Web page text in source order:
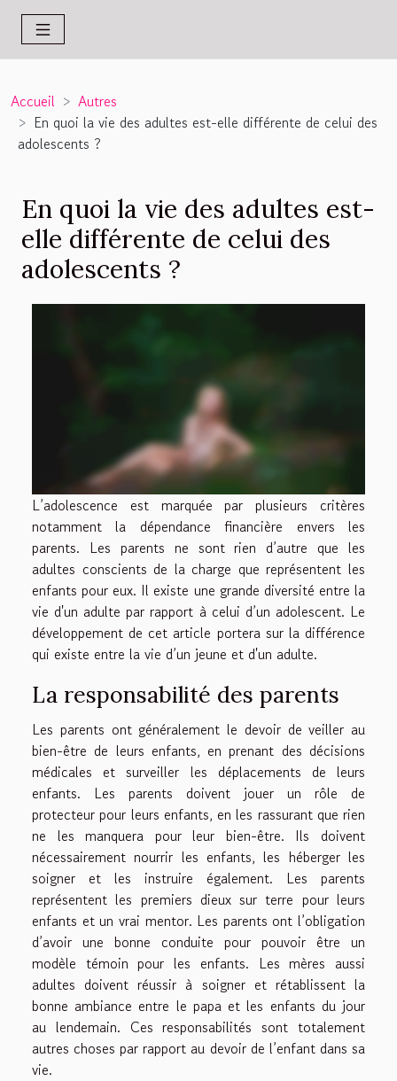
Accueil
Autres
En quoi la vie des adultes est-elle différente de celui des
adolescents ?
En quoi la vie des adultes est-
elle différente de celui des
adolescents ?
L’adolescence est marquée par plusieurs critères
notamment la dépendance financière envers les
parents. Les parents ne sont rien d’autre que les
adultes conscients de la charge que représentent les
enfants pour eux. Il existe une grande diversité entre la
vie d'un adulte par rapport à celui d’un adolescent. Le
développement de cet article portera sur la différence
qui existe entre la vie d’un jeune et d'un adulte.
La responsabilité des parents
Les parents ont généralement le devoir de veiller au
bien-être de leurs enfants, en prenant des décisions
médicales et surveiller les déplacements de leurs
enfants. Les parents doivent jouer un rôle de
protecteur pour leurs enfants, en les rassurant que rien
ne les manquera pour leur bien-être. Ils doivent
nécessairement nourrir les enfants, les héberger les
soigner et les instruire également. Les parents
représentent les premiers dieux sur terre pour leurs
enfants et un vrai mentor. Les parents ont l’obligation
d’avoir une bonne conduite pour pouvoir être un
modèle témoin pour les enfants. Les mères aussi
adultes doivent réussir à soigner et rétablissent la
bonne ambiance entre le papa et les enfants du jour
au lendemain. Ces responsabilités sont totalement
autres choses par rapport au devoir de l’enfant dans sa
vie.